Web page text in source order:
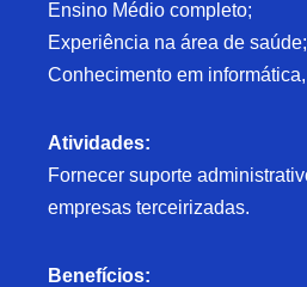
Ensino Médio completo;
Experiência na área de saúde;
Conhecimento em
Atividades:
Fornecer suporte
empresas terceirizadas.
Benefícios: